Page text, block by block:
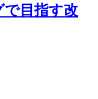
目指す改